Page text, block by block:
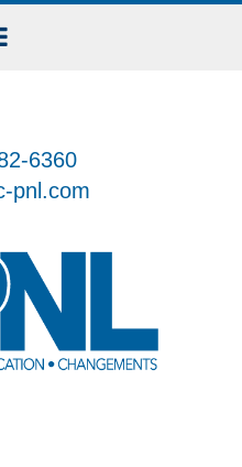
6360
pnl.com